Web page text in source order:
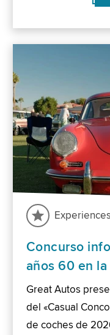
Experiences
Concurso
años 60 en
Great Autos
del «Casual
de coches de